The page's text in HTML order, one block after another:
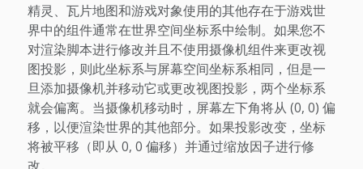
精灵、瓦片地图和游戏对象使用的其他存在于游戏世
界中的组件通常在世界空间坐标系中绘制。如果您不
对渲染脚本进行修改并且不使用摄像机组件来更改视
图投影，则此坐标系与屏幕空间坐标系相同，但是一
旦添加摄像机并移动它或更改视图投影，两个坐标系
就会偏离。当摄像机移动时，屏幕左下角将从 (0, 0) 偏
移，以便渲染世界的其他部分。如果投影改变，坐标
将被平移（即从 0, 0 偏移）并通过缩放因子进行修
改。